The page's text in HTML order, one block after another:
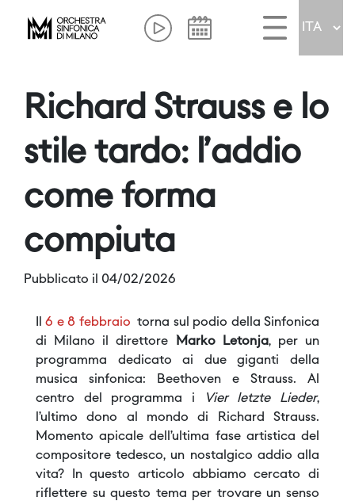
Richard Strauss e lo
stile tardo: l’addio
come forma
compiuta
Pubblicato il 04/02/2026
Il6 e 8 febbraio torna sul podio della Sinfonica
di Milano il direttore
Marko Letonja, per un
programma dedicato ai due giganti della
musica sinfonica: Beethoven e Strauss. Al
centro del programma i
Vier letzte Lieder,
l’ultimo dono al mondo di Richard Strauss.
Momento apicale dell’ultima fase artistica del
compositore tedesco, un nostalgico addio alla
vita? In questo articolo abbiamo cercato di
riflettere su questo tema per trovare un senso